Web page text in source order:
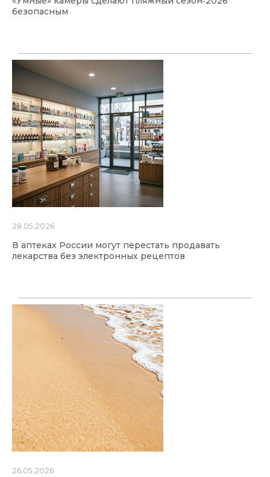
безопасным
28.05.2026
В аптеках России могут перестать продавать
лекарства без электронных рецептов
26.05.2026